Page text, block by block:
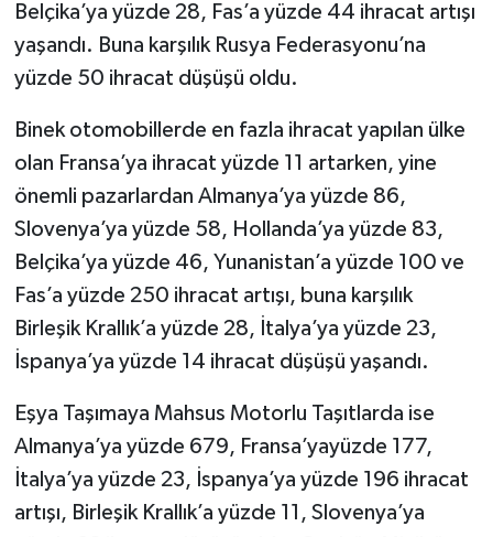
Belçika’ya yüzde 28, Fas’a yüzde 44 ihracat artışı
yaşandı. Buna karşılık Rusya Federasyonu’na
yüzde 50 ihracat düşüşü oldu.
Binek otomobillerde en fazla ihracat yapılan ülke
olan Fransa’ya ihracat yüzde 11 artarken, yine
önemli pazarlardan Almanya’ya yüzde 86,
Slovenya’ya yüzde 58, Hollanda’ya yüzde 83,
Belçika’ya yüzde 46, Yunanistan’a yüzde 100 ve
Fas’a yüzde 250 ihracat artışı, buna karşılık
Birleşik Krallık’a yüzde 28, İtalya’ya yüzde 23,
İspanya’ya yüzde 14 ihracat düşüşü yaşandı.
Eşya Taşımaya Mahsus Motorlu Taşıtlarda ise
Almanya’ya yüzde 679, Fransa’yayüzde 177,
İtalya’ya yüzde 23, İspanya’ya yüzde 196 ihracat
artışı, Birleşik Krallık’a yüzde 11, Slovenya’ya